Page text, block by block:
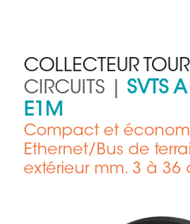
COLLECTEUR
CIRCUITS | SVTS
E1M
Compact et
Ethernet/Bus de
extérieur mm. 3 à 36